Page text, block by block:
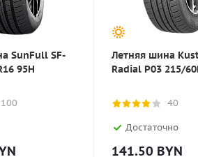
SunFull SF-
95H
100
Летняя шина
Radial P03 215/
40
Достаточно
141.50 BYN